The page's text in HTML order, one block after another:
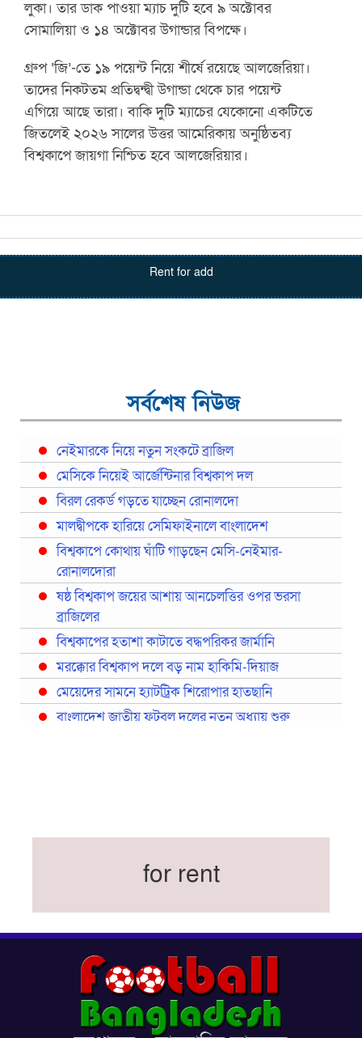
লুকা। তার ডাক পাওয়া ম্যাচ দুটি হবে ৯ অক্টোবর
সোমালিয়া ও ১৪ অক্টোবর উগান্ডার বিপক্ষে।
গ্রুপ ‘জি’-তে ১৯ পয়েন্ট নিয়ে শীর্ষে রয়েছে আলজেরিয়া।
তাদের নিকটতম প্রতিদ্বন্দ্বী উগান্ডা থেকে চার পয়েন্ট
এগিয়ে আছে তারা। বাকি দুটি ম্যাচের যেকোনো একটিতে
জিতলেই ২০২৬ সালের উত্তর আমেরিকায় অনুষ্ঠিতব্য
বিশ্বকাপে জায়গা নিশ্চিত হবে আলজেরিয়ার।
Rent for add
সর্বশেষ নিউজ
নেইমারকে নিয়ে নতুন সংকটে ব্রাজিল
মেসিকে নিয়েই আর্জেন্টিনার বিশ্বকাপ দল
বিরল রেকর্ড গড়তে যাচ্ছেন রোনালদো
মালদ্বীপকে হারিয়ে সেমিফাইনালে বাংলাদেশ
বিশ্বকাপে কোথায় ঘাঁটি গাড়ছেন মেসি-নেইমার-
রোনালদোরা
ষষ্ঠ বিশ্বকাপ জয়ের আশায় আনচেলত্তির ওপর ভরসা
ব্রাজিলের
বিশ্বকাপের হতাশা কাটাতে বদ্ধপরিকর জার্মানি
মরক্কোর বিশ্বকাপ দলে বড় নাম হাকিমি-দিয়াজ
মেয়েদের সামনে হ্যাটট্রিক শিরোপার হাতছানি
বাংলাদেশ জাতীয় ফুটবল দলের নতুন অধ্যায় শুরু
সরিয়ে নিয়েছে ইরান
বর্ষসেরা ক্রীড়াবিদ ও পপুলার চয়েজসহ ফুটবলার হামজা
ব্রাজিলের বিশ্বকাপ দলে নেইমার, জল্পনার অবসান
ইতিহাস গড়ার অপেক্ষায় রোনালদো!
ফেডারেশন কাপ: আজকের ফাইনাল বুধবার
কুল-বিএসপিএ অ্যাওয়ার্ডের সংক্ষিপ্ত তালিকায় হামজা-
ঋতুপর্ণা
for rent